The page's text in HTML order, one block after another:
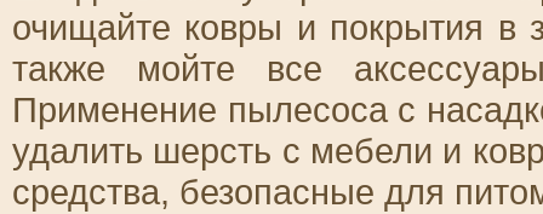
очищайте ковры и покрытия в
также мойте все
Применение пылесоса с
удалить шерсть с мебели и
средства, безопасные для